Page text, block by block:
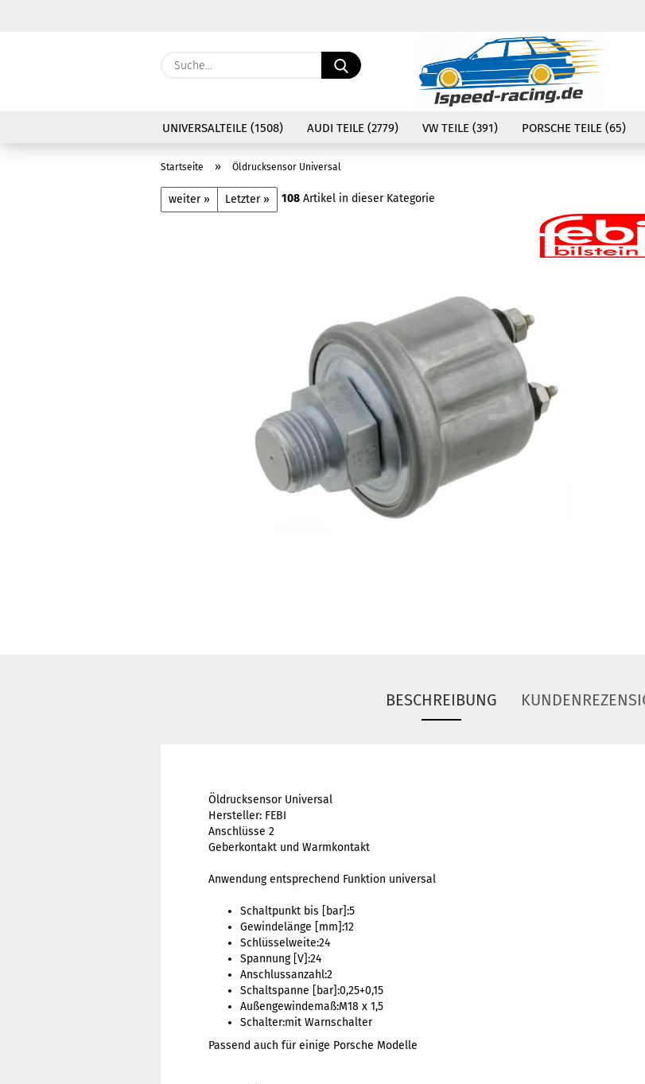
Währung
Konto
Suche...
UNIVERSALTEILE (1508) AUDI TEILE (2779) VW TEILE (391) PORSCHE TEILE (65)
Startseite » Öldrucksensor Universal
weiter » Letzter » 108 Artikel in dieser Kategorie
BESCHREIBUNG
Öldrucksensor Universal
Hersteller: FEBI
Anschlüsse 2
Geberkontakt und Warmkontakt
Anwendung entsprechend Funktion universal
Schaltpunkt bis [bar]:5
Gewindelänge [mm]:12
Schlüsselweite:24
Spannung [V]:24
Anschlussanzahl:2
Schaltspanne [bar]:0,25+0,15
Außengewindemaß:M18 x 1,5
Schalter:mit Warnschalter
Passend auch für einige Porsche Modelle